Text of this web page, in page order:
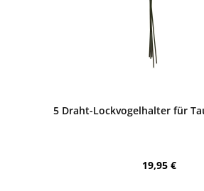
5 Draht-Lockvogelhalter für
Regulärer
19,95 €